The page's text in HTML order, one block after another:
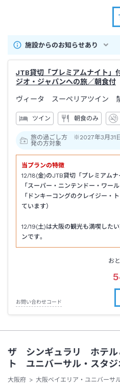
施設からのお知らせあり
JTB貸切「プレミアムナイト」
ジオ・ジャパンへの旅／朝食付
ヴィータ スーペリアツイン
ツイン 朝食のみ
旅の過ごし方 ※2027年3月31
発の方対象
当プランの特徴
12/18(金)のJTB貸切「プレミアム
「スーパー・ニンテンドー・ワー
「ドンキーコングのクレイジー・
ています）
12/19(土)は大阪の観光も満喫した
ンです。
お
お問い合わせコード
ザ シンギュラリ ホテル
ト ユニバーサル・スタジ
大阪府
大阪ベイエリア・ユニバーサ